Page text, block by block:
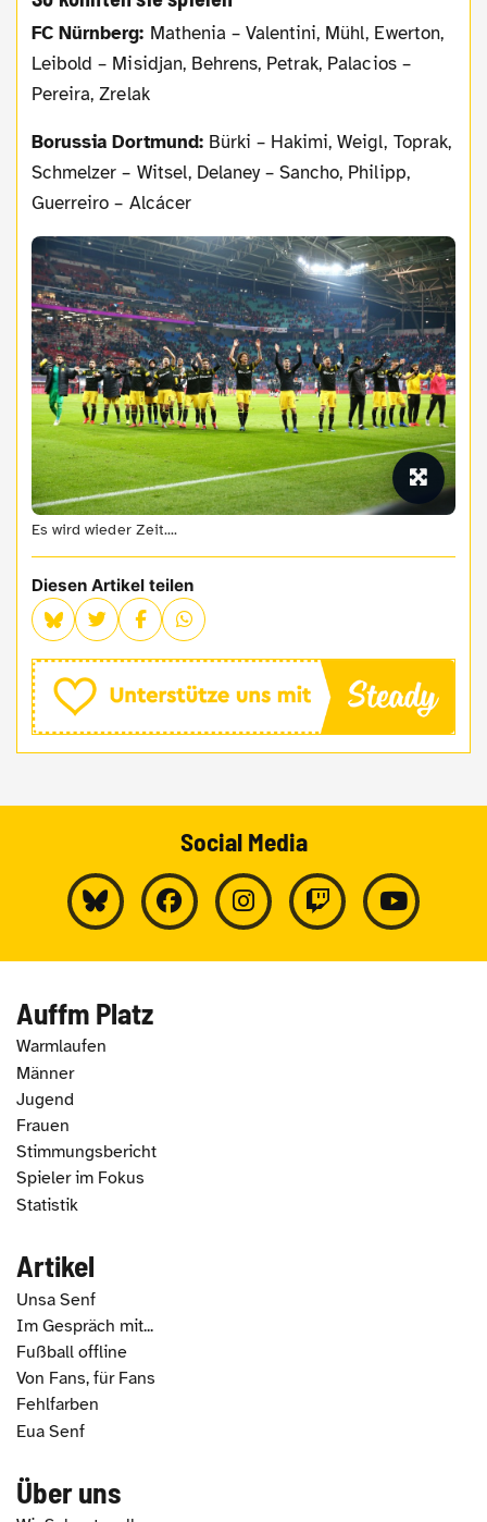
FC Nürnberg: Mathenia – Valentini, Mühl, Ewerton,
Leibold – Misidjan, Behrens, Petrak, Palacios –
Pereira, Zrelak
Borussia Dortmund: Bürki – Hakimi, Weigl, Toprak,
Schmelzer – Witsel, Delaney – Sancho, Philipp,
Guerreiro – Alcácer
Es wird wieder Zeit....
Diesen Artikel teilen
Social Media
Auffm Platz
Warmlaufen
Männer
Jugend
Frauen
Stimmungsbericht
Spieler im Fokus
Statistik
Artikel
Unsa Senf
Im Gespräch mit...
Fußball offline
Von Fans, für Fans
Fehlfarben
Eua Senf
Über uns